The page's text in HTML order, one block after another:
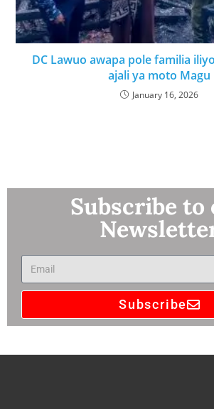
DC Lawuo awapa pole familia
ajali ya moto Magu
January 16, 2026
Subscribe to
Subscribe
A